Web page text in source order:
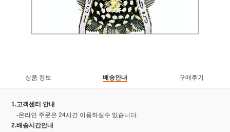
상품 정보 배송안내 구매후기
1.고객센터 안내
-온라인 주문은 24시간 이용하실수 있습니다
2.배송시간안내